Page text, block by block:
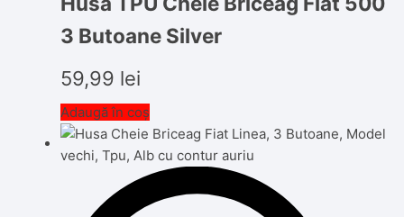
3 Butoane Silver
59,99 lei
Adaugă în coș